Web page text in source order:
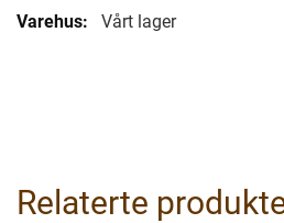
Vårt lager
Relaterte